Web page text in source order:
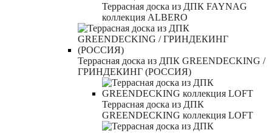
Террасная доска из ДПК FAYNAG
коллекция ALBERO
Террасная доска из ДПК GREENDECKING /
ГРИНДЕКИНГ (РОССИЯ)
Террасная доска из ДПК
GREENDECKING коллекция LOFT